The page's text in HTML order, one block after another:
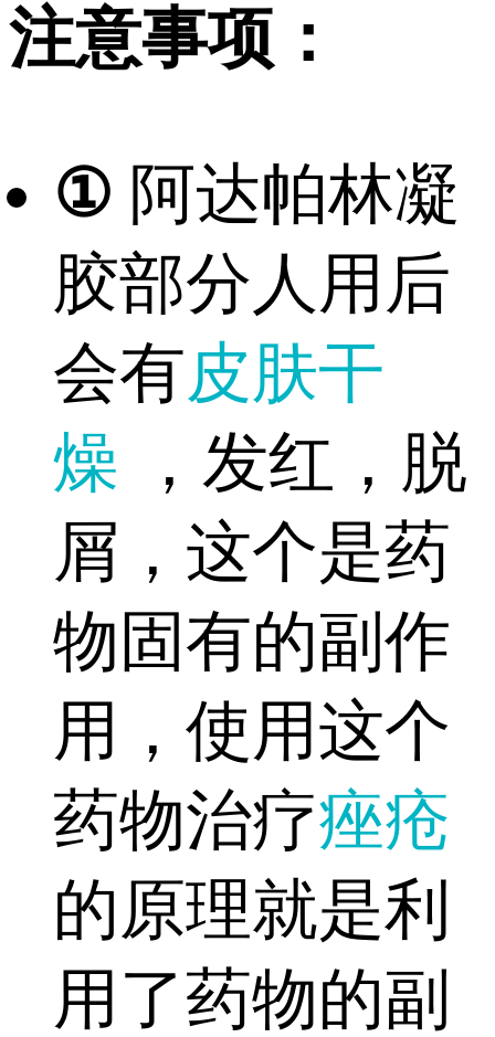
注意事项：
① 阿达帕林凝
胶部分人用后
会有皮肤干
燥
，发红，脱
屑，这个是药
物固有的副作
用，使用这个
药物治疗痤疮
的原理就是利
用了药物的副